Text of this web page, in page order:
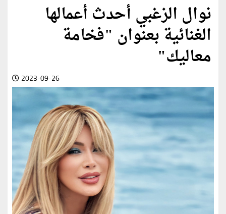
نوال الزغبي أحدث أعمالها
الغنائية بعنوان "فخامة
معاليك"
2023-09-26